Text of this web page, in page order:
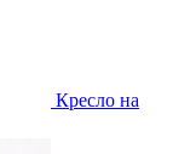
Кресло на